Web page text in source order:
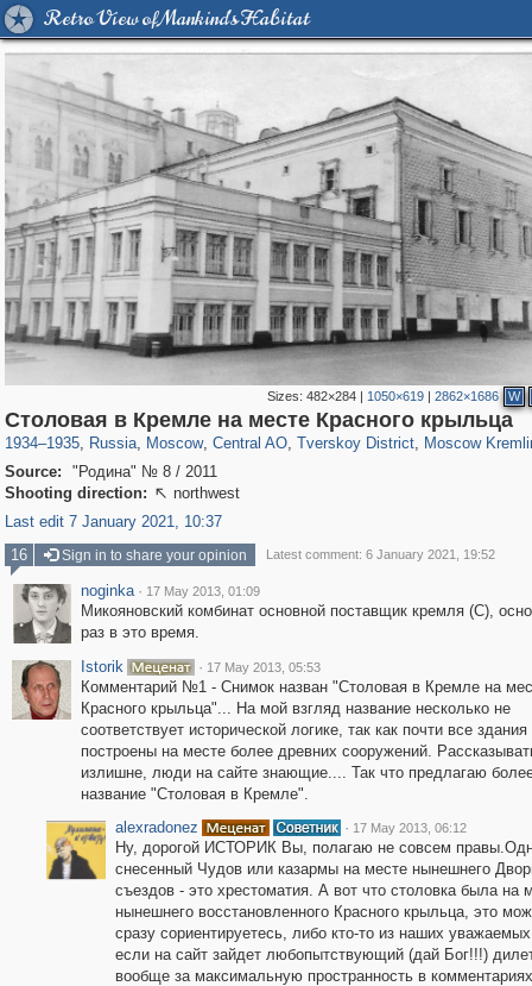
Retro View of Mankind's Habitat
Sizes: 482×284| 1050×619| 2862×1686 W
Столовая в Кремле на месте Красного крыльца
1934–1935, Russia
1,406,707 29,243
, Moscow
319,864 8,286
, Central AO
160,011 5,916
, Tverskoy District
53,052 2,283
, Moscow
5,821 536
Source:
"Родина" № 8 / 2011
Shooting direction:  northwest
Last edit 7 January 2021, 10:37
16
Sign in to share your opinion Latest comment: 6 January 2021, 19:52
noginka · 17 May 2013, 01:09
Микояновский комбинат основной поставщик кремля (С),
раз в это время.
Istorik
· 17 May 2013, 05:53
Комментарий №1 - Снимок назван "Столовая в Кремле на
Красного крыльца"... На мой взгляд название несколько не
соответствует исторической логике, так как почти все
построены на месте более древних сооружений.
излишне, люди на сайте знающие.... Так что предлагаю
название "Столовая в Кремле".
alexradonez
· 17 May 2013, 06:12
Ну, дорогой ИСТОРИК Вы, полагаю не совсем
снесенный Чудов или казармы на месте нынешнего
съездов - это хрестоматия. А вот что столовка была на
нынешнего восстановленного Красного крыльца, это
сразу сориентируетесь, либо кто-то из наших
если на сайт зайдет любопытствующий (дай Бог!!!)
вообще за максимальную пространность в